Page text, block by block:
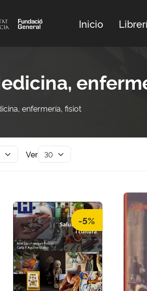
Inicio
enfermería, fisiot
Ver
-5%